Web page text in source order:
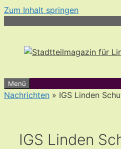
Zum Inhalt springen
Menü
Nachrichten » IGS Linden
IGS Linden